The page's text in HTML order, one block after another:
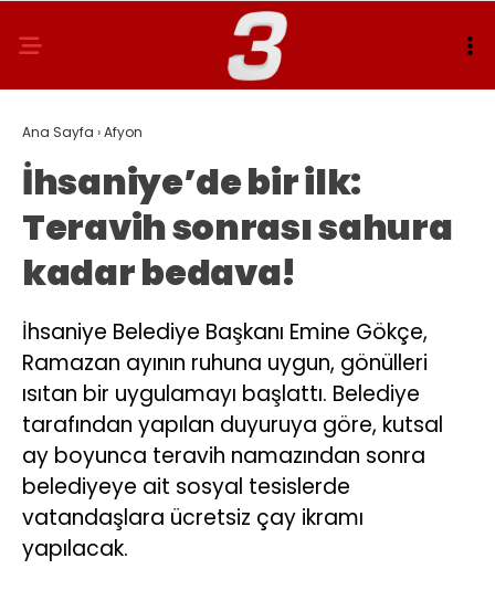
Ana Sayfa ›Afyon
İhsaniye’de bir ilk:
Teravih sonrası sahura
kadar bedava!
İhsaniye Belediye Başkanı Emine Gökçe,
Ramazan ayının ruhuna uygun, gönülleri
ısıtan bir uygulamayı başlattı. Belediye
tarafından yapılan duyuruya göre, kutsal
ay boyunca teravih namazından sonra
belediyeye ait sosyal tesislerde
vatandaşlara ücretsiz çay ikramı
yapılacak.